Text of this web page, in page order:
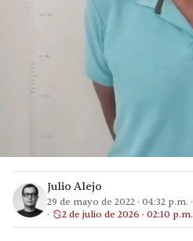
Julio Alejo
29 de mayo de 2022 · 04:32 p.m. ·
2 de julio de 2026 · 02:10 p.m.